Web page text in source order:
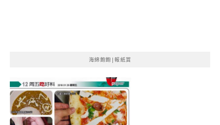
海綿飽飽|報紙賞